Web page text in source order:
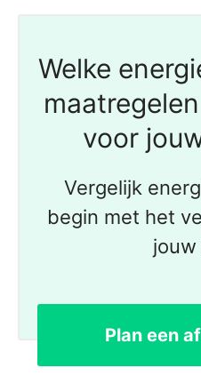
Welke
voor
Vergelijk
begin met het
jouw
Plan een